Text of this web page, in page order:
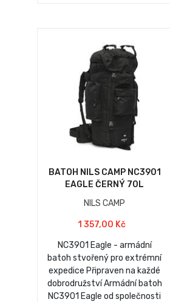
BATOH NILS CAMP NC3901
EAGLE ČERNÝ 70L
NILS CAMP
1 357,00 Kč
NC3901 Eagle - armádní
batoh stvořený pro extrémní
expedice Připraven na každé
dobrodružství Armádní batoh
NC3901 Eagle od společnosti